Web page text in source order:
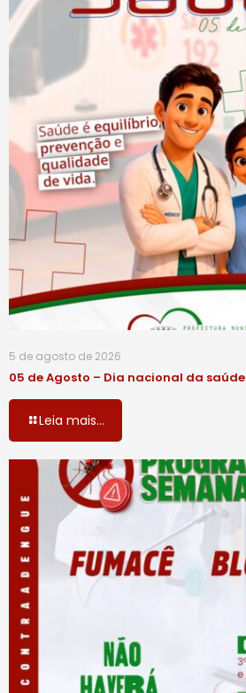
5 de agosto de 2026
05 de Agosto – Dia nacional da saúde
Leia mais...